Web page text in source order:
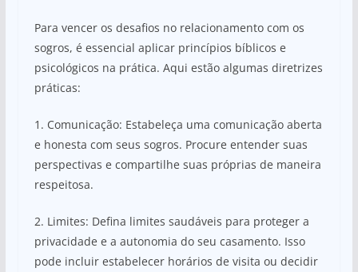
Para vencer os desafios no relacionamento com os
sogros, é essencial aplicar princípios bíblicos e
psicológicos na prática. Aqui estão algumas diretrizes
práticas:
1. Comunicação: Estabeleça uma comunicação aberta
e honesta com seus sogros. Procure entender suas
perspectivas e compartilhe suas próprias de maneira
respeitosa.
2. Limites: Defina limites saudáveis para proteger a
privacidade e a autonomia do seu casamento. Isso
pode incluir estabelecer horários de visita ou decidir